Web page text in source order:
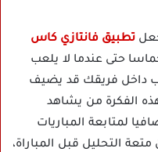
تطبيق فانتازي كاس
حتى عندما لا يلعب
داخل فريقك قد يضيف
هذه الفكرة من يشاهد
لمتابعة المباريات
التحليل قبل المباراة،